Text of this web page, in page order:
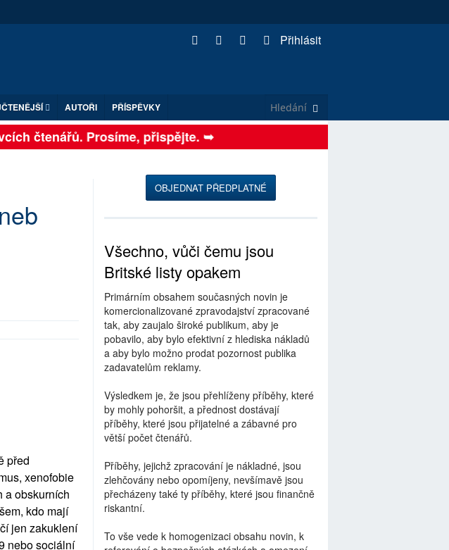
Přihlásit
AUTOŘI PŘÍSPĚVKY
čtenářů. Prosíme, přispějte. ➥
před
xenofobie
a obskurních
kdo mají
jen zakuklení
nebo sociální
OBJEDNAT PŘEDPLATNÉ
Všechno, vůči čemu jsou
Britské listy opakem
Primárním obsahem současných novin je
komercionalizované zpravodajství zpracované
tak, aby zaujalo široké publikum, aby je
pobavilo, aby bylo efektivní z hlediska nákladů
a aby bylo možno prodat pozornost publika
zadavatelům reklamy.
Výsledkem je, že jsou přehlíženy příběhy, které
by mohly pohoršit, a přednost dostávají
příběhy, které jsou přijatelné a zábavné pro
větší počet čtenářů.
Příběhy, jejichž zpracování je nákladné, jsou
zlehčovány nebo opomíjeny, nevšímavě jsou
přecházeny také ty příběhy, které jsou finančně
riskantní.
To vše vede k homogenizaci obsahu novin, k